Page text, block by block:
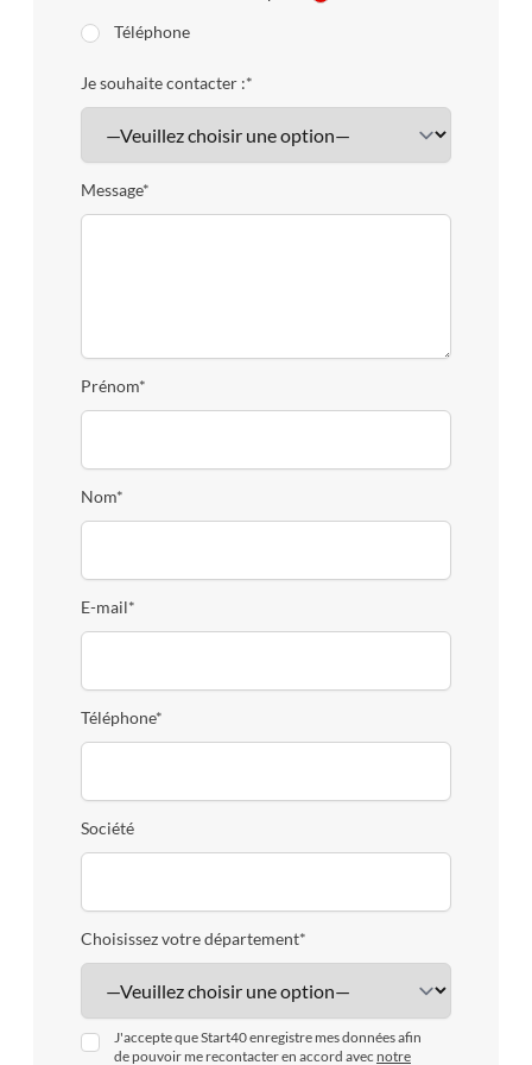
Téléphone
Je souhaite contacter :*
Message*
Prénom*
Nom*
E-mail*
Téléphone*
Société
Choisissez votre département*
J'accepte que Start40 enregistre mes données afin
de pouvoir me recontacter en accord avec notre